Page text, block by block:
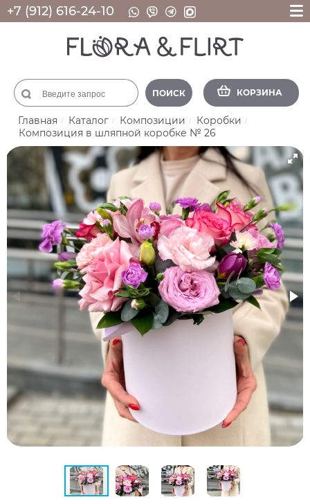
+7 (912) 616-24-10
ПОИСК КОРЗИНА
Главная Каталог Композиции
Коробки
Композиция в шляпной коробке № 26